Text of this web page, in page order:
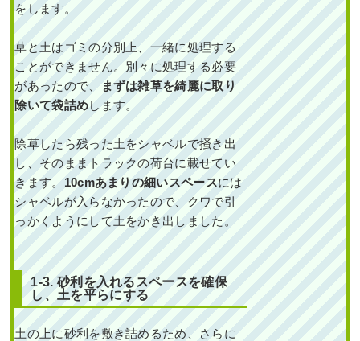
木を撤去し ...
続きを読む
2023年7月25日/ 大阪市城東区, 植
栽,大阪市, 砂利敷き,防草シート,
ソヨゴ,常緑樹, 常緑樹サ行
新築の家の植え込みに
ヤマボウシとオタフク
ナンテンを植栽した事
例｜大阪市東住吉区J様
をします。
草と土はゴミの分別上、一緒に処理する
ことができません。別々に処理する必要
があったので、
まずは雑草を綺麗に取り
除いて袋詰めします。
除草したら残った土をシャベルで掻き出
し、そのままトラックの荷台に載せてい
きます。 10cmあまりの細いスペースには
シャベルが入らなかったので、クワで引
っかくようにして土をかき出しました。
1-3. 砂利を入れるスペースを確保
し、土を平らにする
土の上に砂利を敷き詰めるため、さらに